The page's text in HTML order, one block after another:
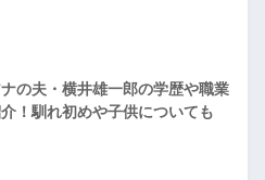
の夫・横井雄一郎の学歴や職業
！馴れ初めや子供についても